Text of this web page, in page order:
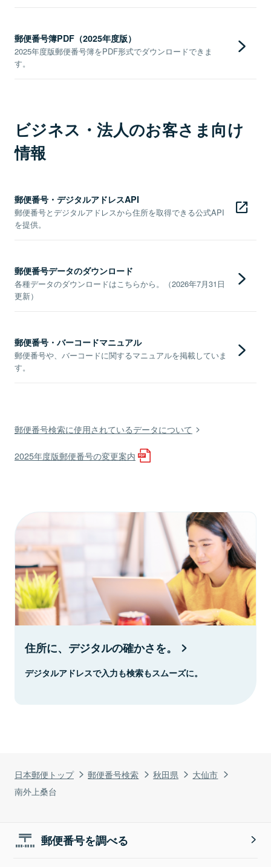
日本郵便トップ 郵便番号検索 秋田県
大仙市
南外上桑台
郵便番号簿PDF（2025年度版）
2025年度版郵便番号簿をPDF形式でダウンロードできま
す。
ビジネス・法人のお客さま向け
情報
郵便番号・デジタルアドレスAPI
郵便番号とデジタルアドレスから住所を取得できる公式API
を提供。
郵便番号データのダウンロード
各種データのダウンロードはこちらから。（2026年7月31日
更新）
郵便番号・バーコードマニュアル
郵便番号や、バーコードに関するマニュアルを掲載していま
す。
郵便番号検索に使用されているデータについて
2025年度版郵便番号の変更案内
住所に、デジタルの確かさを。
デジタルアドレスで入力も検索もスムーズに。
郵便番号を調べる